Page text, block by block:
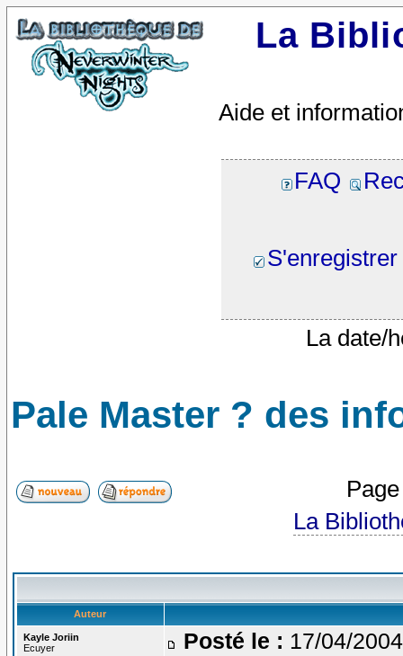
La
Aide et
FAQ
S'enregistrer
La date/
Pale Master ? des
La
Auteur
Kayle Joriin
Ecuyer
Posté le : 17/04/